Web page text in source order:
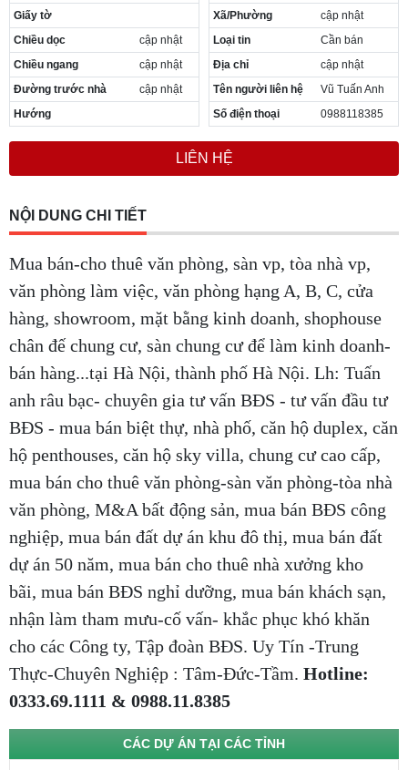
Cần thuê MBKD tại Phường Phương Liệt
Cần thuê MBKD tại Phường Khương Đình
Cần thuê MBKD tại Phường Yên Sở
Cần thuê MBKD tại Phường Hoàng Liệt
Cần thuê MBKD tại Phường Định Công
Cần thuê MBKD tại Phường Tương Mai
Cần thuê MBKD tại Phường Vĩnh Hưng
Cần thuê MBKD tại Phường Lĩnh Nam
Cần thuê MBKD tại Phường Hồng Hà
Cần thuê MBKD tại Phường Văn Miếu
Cần thuê MBKD tại Phường Kim Liên
Cần thuê MBKD tại Phường Vĩnh Tuy
Giấy tờ
Chiều dọc
cập nhật
Chiều ngang
cập nhật
Đường trước nhà
cập nhật
Hướng
Xã/Phường
cập nhật
Loại tin
Cần bán
Địa chỉ
cập nhật
Tên người liên hệ
Vũ Tuấn Anh
Số điện thoại
0988118385
LIÊN HỆ
NỘI DUNG CHI TIẾT
Mua bán-cho thuê văn phòng, sàn vp, tòa nhà vp,
văn phòng làm việc, văn phòng hạng A, B, C, cửa
hàng, showroom, mặt bằng kinh doanh, shophouse
chân đế chung cư, sàn chung cư để làm kinh doanh-
bán hàng...tại Hà Nội, thành phố Hà Nội. Lh: Tuấn
anh râu bạc- chuyên gia tư vấn BĐS - tư vấn đầu tư
BĐS - mua bán biệt thự, nhà phố, căn hộ duplex, căn
hộ penthouses, căn hộ sky villa, chung cư cao cấp,
mua bán cho thuê văn phòng-sàn văn phòng-tòa nhà
văn phòng, M&A bất động sản, mua bán BĐS công
nghiệp, mua bán đất dự án khu đô thị, mua bán đất
dự án 50 năm, mua bán cho thuê nhà xưởng kho
bãi, mua bán BĐS nghỉ dưỡng, mua bán khách sạn,
nhận làm tham mưu-cố vấn- khắc phục khó khăn
cho các Công ty, Tập đoàn BĐS. Uy Tín -Trung
Thực-Chuyên Nghiệp : Tâm-Đức-Tầm. Hotline:
0333.69.1111 & 0988.11.8385
CÁC DỰ ÁN TẠI CÁC TỈNH